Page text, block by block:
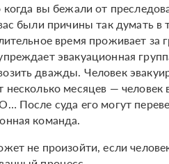
вы бежали от
были причины так думать
время проживает
эвакуационная
дважды. Человек
несколько месяцев —
После суда его могут
команда.
не произойти, если